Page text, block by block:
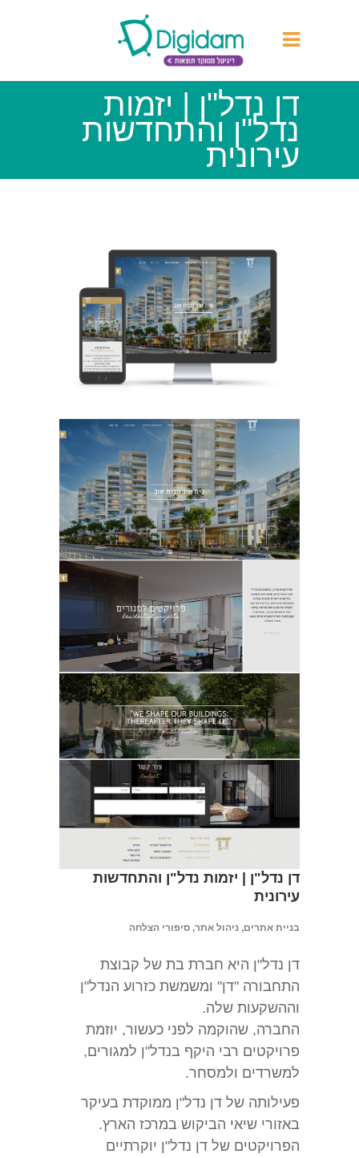
דן נדל"ן | יזמות
נדל"ן והתחדשות
עירונית
דן נדל"ן | יזמות נדל"ן והתחדשות
עירונית
בניית אתרים, ניהול אתר, סיפורי הצלחה
דן נדל"ן היא חברת בת של קבוצת
התחבורה "דן" ומשמשת כזרוע הנדל"ן
וההשקעות שלה.
החברה, שהוקמה לפני כעשור, יוזמת
פרויקטים רבי היקף בנדל"ן למגורים,
למשרדים ולמסחר.
פעילותה של דן נדל"ן ממוקדת בעיקר
באזורי שיאי הביקוש במרכז הארץ.
הפרויקטים של דן נדל"ן יוקרתיים